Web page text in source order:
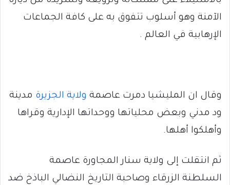
الآمنة وهو أسلوب تتفوق به على كافة الجماعات
الإرهابية في العالم .
وقال ان المليشيا دمرت عاصمة ولاية الجزيرة مدينة
ود مدني وبعض محلياتها ووحداتها الإدارية وقراها
وأهلكوا أهلها.
ثم انتقلت إلى ولاية سنار المجاورة عاصمة
السلطنة الزرقاء وصاحبة التاريخ النضالي الباذخ ضد